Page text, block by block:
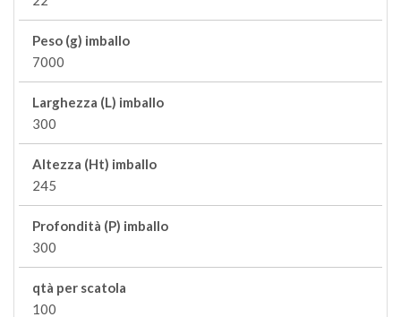
Peso (g) imballo
7000
Larghezza (L) imballo
300
Altezza (Ht) imballo
245
Profondità (P) imballo
300
qtà per scatola
100